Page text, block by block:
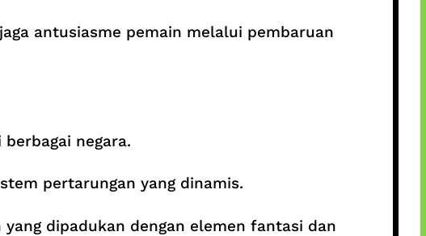
antusiasme pemain melalui pembaruan
negara.
pertarungan yang dinamis.
dipadukan dengan elemen fantasi dan